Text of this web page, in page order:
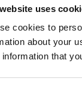
uses
cookies to
about your
information that